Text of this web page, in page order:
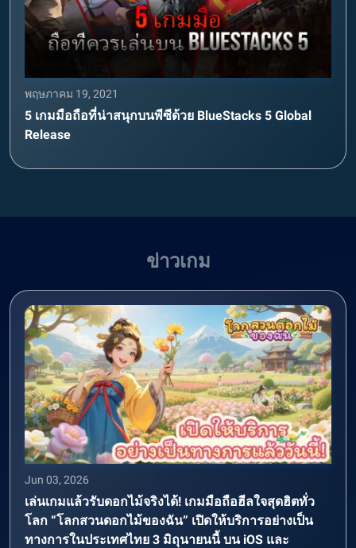
พฤษภาคม 19, 2021
5 เกมมือถือที่น่าสนุกบนพีซีด้วย BlueStacks 5 Global
Release
ข่าวเกม
Jun 03, 2026
เล่นเกมแล้วรับดอกไม้จริงได้! เกมมือถือฮีลใจสุดฮิตทั่ว
โลก “โลกสวนดอกไม้ของฉัน” เปิดให้บริการอย่างเป็น
ทางการในประเทศไทย 3 มิถุนายนนี้ บน iOS และ